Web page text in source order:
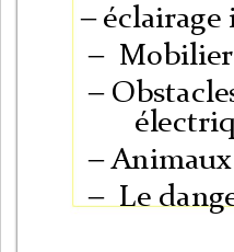
– éclairage
–
–
–
– Le